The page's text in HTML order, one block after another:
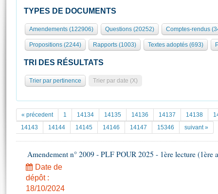
Présidence
577 députés
Groupes politiques
Séance publique
Commissions et autres organes
Europe et International
Pétitions
Documents parlementaires
Projets de loi
Propositions de loi
Amendements
Textes adoptés
Rôle et pouvoirs de l'Assemblée
Organisation de l'Assemblée
Présidence Conférence des Présidents Bureau Collège des
Statistiques et chiffres clés
Documents de référence
( Constitution | Règlement de l'Assemblée ... )
Histoire
Juniors
Anciennes législatures
Visiter l'Assemblée
Visite virtuelle du palais Bourbon
Assister à une séance
La Bibliothèque
Les archives
Photos libres de droit
TYPES DE DOCUMENTS
Amendements (122906) Questions (20252) Comptes-rendus
Propositions (2244) Rapports (1003) Textes adoptés (693)
TRI DES RÉSULTATS
Trier par pertinence Trier par date (X)
« précedent 1 14134 14135 14136 14137 14138
14143
14144 14145 14146 14147 15346 suivant »
Amendement n° 2009 - PLF POUR 2025 - 1ère lecture (1ère
Date de
dépôt :
18/10/2024